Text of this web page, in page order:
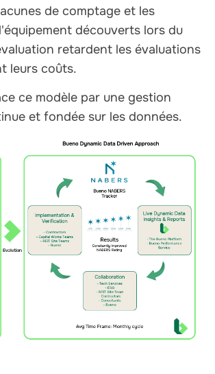
de comptage et les
découverts lors du
retardent les évaluations
leurs coûts.
ce modèle par une gestion
et fondée sur les données.